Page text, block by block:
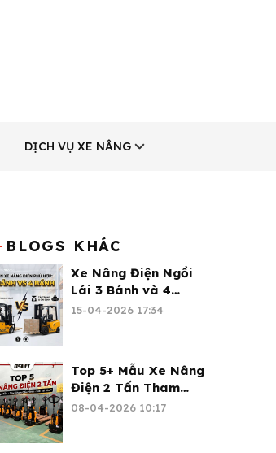
DỊCH VỤ XE NÂNG
BLOGS KHÁC
Xe Nâng Điện Ngồi
Lái 3 Bánh và 4
Bánh: Chọn Loại Nào
15-04-2026 17:34
Top 5+ Mẫu Xe Nâng
Điện 2 Tấn Tham
Khảo 2026
08-04-2026 10:17